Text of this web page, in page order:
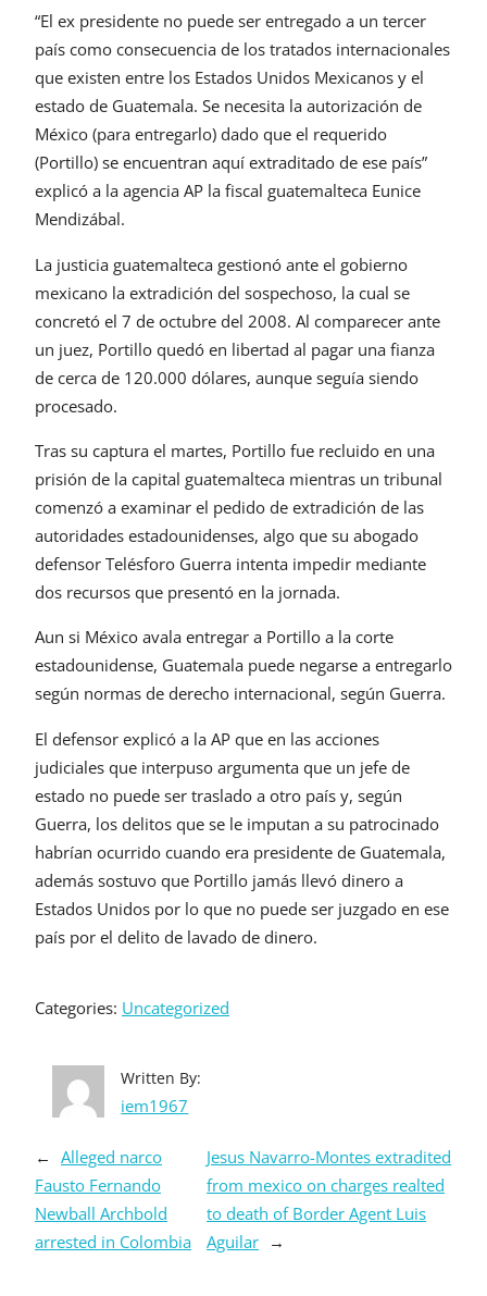
“El ex presidente no puede ser entregado a un tercer
país como consecuencia de los tratados internacionales
que existen entre los Estados Unidos Mexicanos y el
estado de Guatemala. Se necesita la autorización de
México (para entregarlo) dado que el requerido
(Portillo) se encuentran aquí extraditado de ese país”
explicó a la agencia AP la fiscal guatemalteca Eunice
Mendizábal.
La justicia guatemalteca gestionó ante el gobierno
mexicano la extradición del sospechoso, la cual se
concretó el 7 de octubre del 2008. Al comparecer ante
un juez, Portillo quedó en libertad al pagar una fianza
de cerca de 120.000 dólares, aunque seguía siendo
procesado.
Tras su captura el martes, Portillo fue recluido en una
prisión de la capital guatemalteca mientras un tribunal
comenzó a examinar el pedido de extradición de las
autoridades estadounidenses, algo que su abogado
defensor Telésforo Guerra intenta impedir mediante
dos recursos que presentó en la jornada.
Aun si México avala entregar a Portillo a la corte
estadounidense, Guatemala puede negarse a entregarlo
según normas de derecho internacional, según Guerra.
El defensor explicó a la AP que en las acciones
judiciales que interpuso argumenta que un jefe de
estado no puede ser traslado a otro país y, según
Guerra, los delitos que se le imputan a su patrocinado
habrían ocurrido cuando era presidente de Guatemala,
además sostuvo que Portillo jamás llevó dinero a
Estados Unidos por lo que no puede ser juzgado en ese
país por el delito de lavado de dinero.
Categories: Uncategorized
Written By:
iem1967
← Alleged narco
Fausto Fernando
Newball Archbold
arrested in Colombia
Jesus Navarro-Montes extradited
from mexico on charges realted
to death of Border Agent Luis
Aguilar →